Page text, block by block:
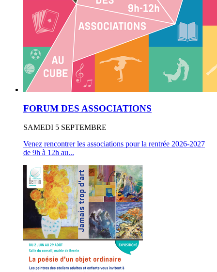
FORUM DES ASSOCIATIONS
SAMEDI 5 SEPTEMBRE
Venez rencontrer les associations pour la rentrée 2026-2027
de 9h à 12h au...